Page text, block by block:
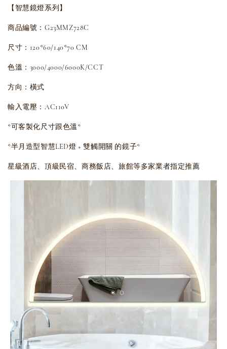
【智慧鏡燈系列】
商品編號：G23MMZ728C
尺寸：120*60/140*70 CM
色溫：3000/4000/6000K/CCT
方向：橫式
輸入電壓：AC110V
*可客製化尺寸跟色溫*
*半月造型智慧LED燈 + 雙觸開關 的鏡子*
星級酒店、頂級民宿、商務飯店、旅館等多家業者指定推薦